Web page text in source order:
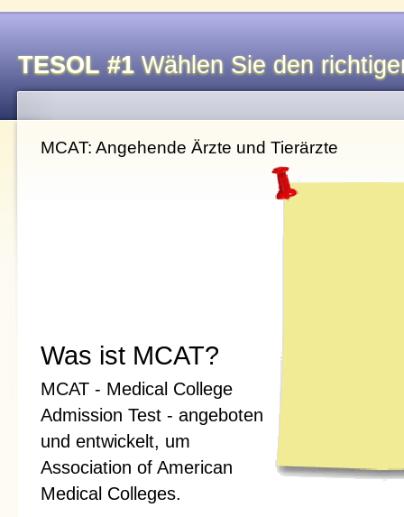
TESOL #1Wählen Sie den
MCAT: Angehende Ärzte und Tierärzte
Was ist MCAT?
MCAT - Medical College
Admission Test - angeboten
und entwickelt, um
Association of American
Medical Colleges.